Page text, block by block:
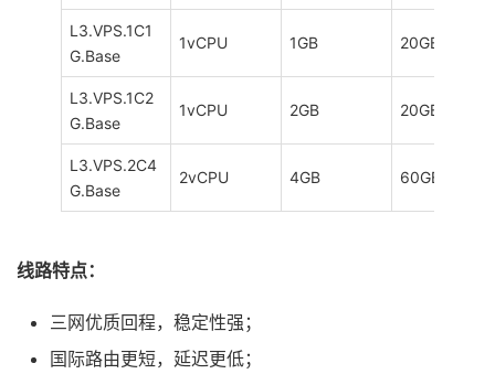
L3.VPS.1C1
G.Base
1vCPU 1GB 20GB
L3.VPS.1C2
G.Base
1vCPU 2GB 20GB
L3.VPS.2C4
G.Base
2vCPU 4GB 60GB
线路特点：
三网优质回程，稳定性强；
国际路由更短，延迟更低；